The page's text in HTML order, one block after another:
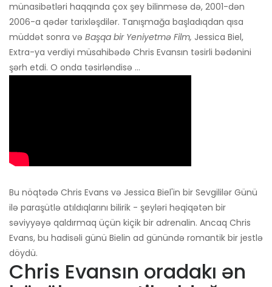
münasibətləri haqqında çox şey bilinməsə də, 2001-dən
2006-a qədər tarixləşdilər. Tanışmağa başladıqdan qısa
müddət sonra və Başqa bir Yeniyetmə Film, Jessica Biel,
Extra-ya verdiyi müsahibədə Chris Evansın təsirli bədənini
şərh etdi. O onda təsirləndisə ...
Bu nöqtədə Chris Evans və Jessica Biel'in bir Sevgililər Günü
ilə paraşütlə atıldıqlarını bilirik - şeyləri həqiqətən bir
səviyyəyə qaldırmaq üçün kiçik bir adrenalin. Ancaq Chris
Evans, bu hadisəli günü Bielin ad günündə romantik bir jestlə
döydü.
Chris Evansın oradakı ən